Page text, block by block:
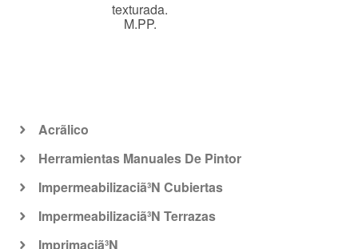
texturada.
M.PP.
Acrã­lico
Herramientas Manuales De Pintor
Impermeabilizaciã³N Cubiertas
Impermeabilizaciã³N Terrazas
Imprimaciã³N